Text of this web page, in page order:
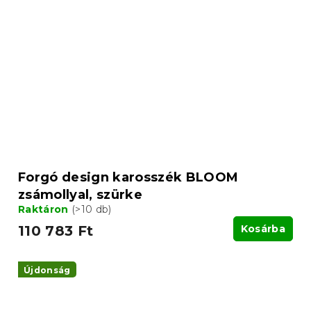
Forgó design karosszék BLOOM
zsámollyal, szürke
Raktáron (>10 db)
110 783 Ft Kosárba
Újdonság